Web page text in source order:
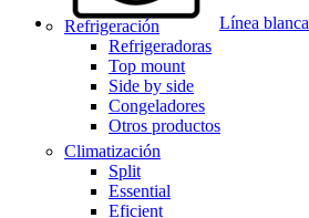
Línea blanca
Refrigeración
Refrigeradoras
Top mount
Side by side
Congeladores
Otros productos
Climatización
Split
Essential
Eficient